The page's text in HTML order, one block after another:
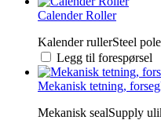
Calender Roller
Kalender rullerSteel
Legg til forespørsel
Mekanisk tetning,
Mekanisk sealSupply